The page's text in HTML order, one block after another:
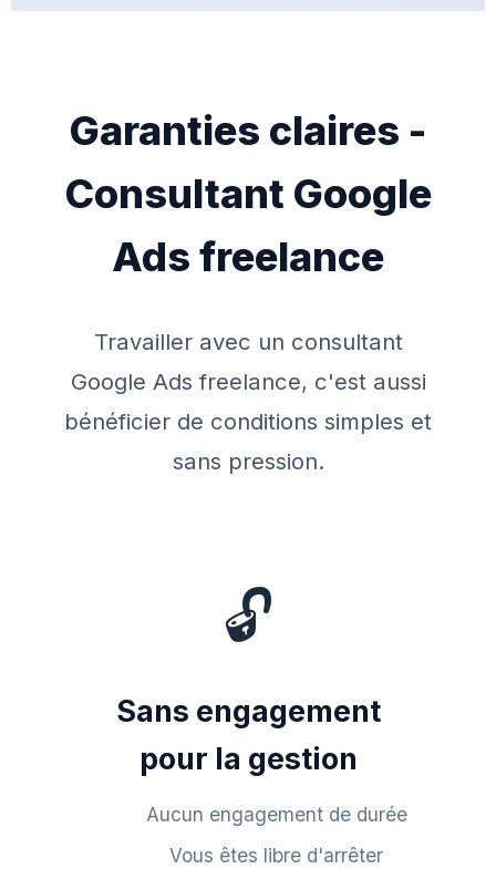
Garanties claires -
Consultant Google
Ads freelance
Travailler avec un consultant
Google Ads freelance, c'est aussi
bénéficier de conditions simples et
sans pression.
🔓
Sans engagement
pour la gestion
Aucun engagement de durée
Vous êtes libre d'arrêter